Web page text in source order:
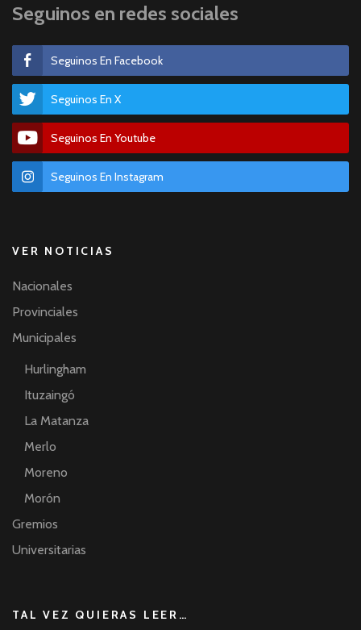
Seguinos en redes sociales
Seguinos En Facebook
Seguinos En X
Seguinos En Youtube
Seguinos En Instagram
VER NOTICIAS
Nacionales
Provinciales
Municipales
Hurlingham
Ituzaingó
La Matanza
Merlo
Moreno
Morón
Gremios
Universitarias
TAL VEZ QUIERAS LEER…